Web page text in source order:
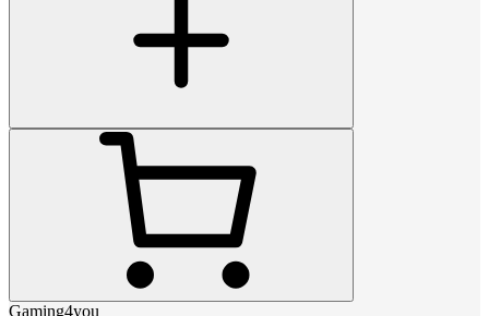
Gaming4you